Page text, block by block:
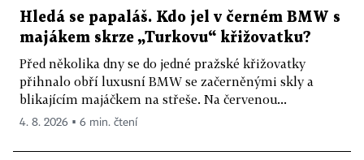
Hledá se papaláš. Kdo jel v černém BMW s
majákem skrze „Turkovu“ křižovatku?
Před několika dny se do jedné pražské křižovatky
přihnalo obří luxusní BMW se začerněnými skly a
blikajícím majáčkem na střeše. Na červenou...
4. 8. 2026 ▪ 6 min. čtení